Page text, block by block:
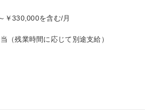
￥330,000を含む/月
（残業時間に応じて別途支給）